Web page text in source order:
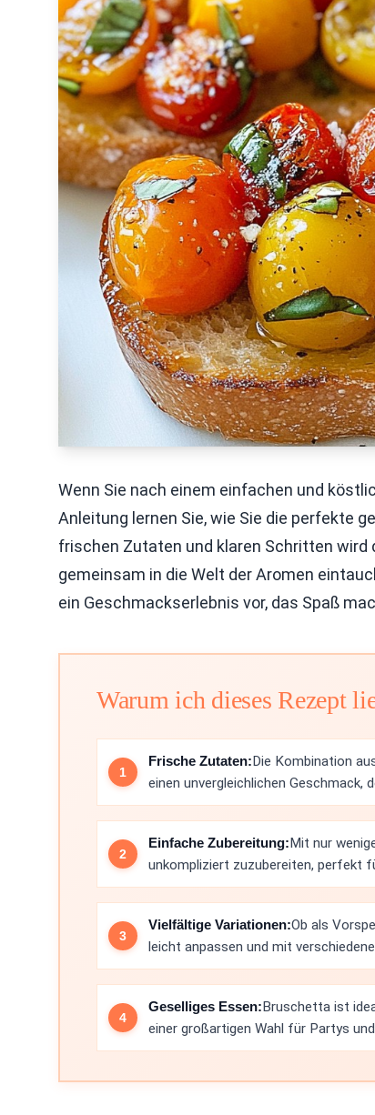
Wenn Sie nach einem einfachen und
Anleitung lernen Sie, wie Sie die perfekte
frischen Zutaten und klaren Schritten wird
gemeinsam in die Welt der Aromen
ein Geschmackserlebnis vor, das Spaß
Warum ich dieses Rezept
Frische Zutaten:Die Kombination
einen unvergleichlichen Geschmack,
Einfache Zubereitung:Mit nur
unkompliziert zuzubereiten, perfekt
Vielfältige Variationen:Ob als
leicht anpassen und mit
Geselliges Essen:Bruschetta ist
einer großartigen Wahl für Partys